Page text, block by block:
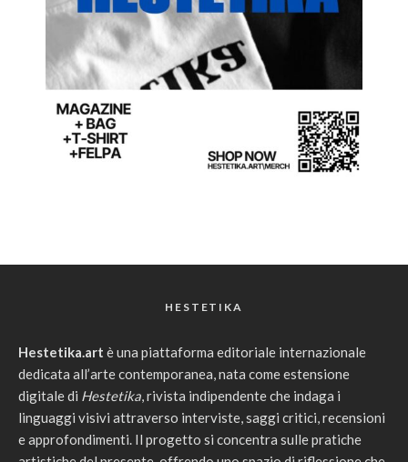
HESTETIKA
Hestetika.art è una piattaforma editoriale internazionale
dedicata all’arte contemporanea, nata come estensione
digitale di Hestetika, rivista indipendente che indaga i
linguaggi visivi attraverso interviste, saggi critici, recensioni
e approfondimenti. Il progetto si concentra sulle pratiche